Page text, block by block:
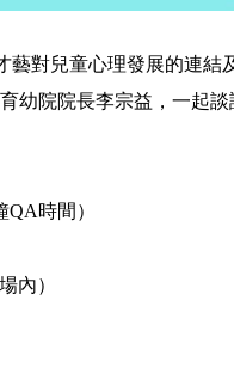
對兒童心理發展的連結
幼院院長李宗益，一起
QA時間）
內）